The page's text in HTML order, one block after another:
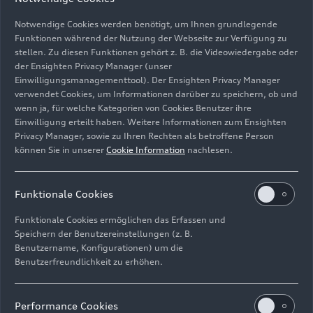
Sir Simon Rattle dirigiert das Symphonieorchester des
Bayerischen Rundfunks
Bild-Nr: A243514 · Copyright: AUDI AG
Rechte: Verwendung für Pressezwecke honorarfrei
ImpressumRechtliches Hinweisgebersystem
Notwendige Cookies werden benötigt, um Ihnen grundlegende
Funktionen während der Nutzung der Webseite zur Verfügung zu
stellen. Zu diesen Funktionen gehört z. B. die Videowiedergabe oder
der Ensighten Privacy Manager (unser
Einwilligungsmanagementtool). Der Ensighten Privacy Manager
verwendet Cookies, um Informationen darüber zu speichern, ob und
wenn ja, für welche Kategorien von Cookies Benutzer ihre
Einwilligung erteilt haben. Weitere Informationen zum Ensighten
Privacy Manager, sowie zu Ihren Rechten als betroffene Person
können Sie in unserer Cookie Information nachlesen.
Funktionale Cookies
Funktionale Cookies ermöglichen das Erfassen und
Speichern der Benutzereinstellungen (z. B.
Benutzername, Konfigurationen) um die
Benutzerfreundlichkeit zu erhöhen.
Performance Cookies